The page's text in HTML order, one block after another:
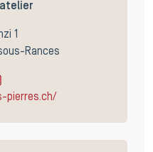
1
Rances
pierres.ch/